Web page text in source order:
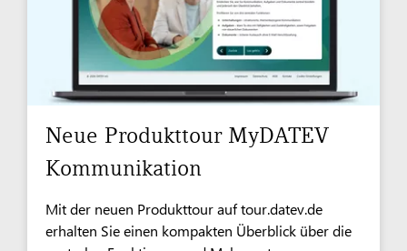
Neue Produkttour MyDATEV
Kommunikation
Mit der neuen Produkttour auf tour.datev.de
erhalten Sie einen kompakten Überblick über die